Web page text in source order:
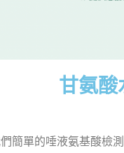
甘氨酸
簡單的唾液氨基酸檢